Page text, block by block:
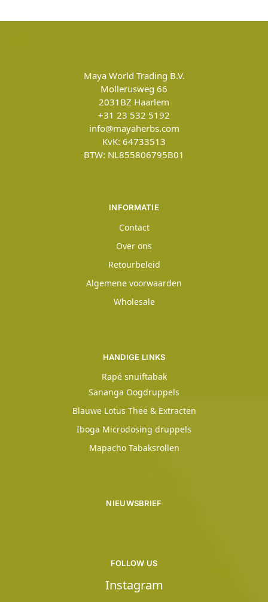
Maya World Trading B.V.
Mollerusweg 66
2031BZ Haarlem
+31 23 532 5192
info@mayaherbs.com
KvK: 64733513
BTW: NL855806795B01
INFORMATIE
Contact
Over ons
Retourbeleid
Algemene voorwaarden
Wholesale
HANDIGE LINKS
Rapé snuiftabak
Sananga Oogdruppels
Blauwe Lotus Thee & Extracten
Iboga Microdosing druppels
Mapacho Tabaksrollen
NIEUWSBRIEF
FOLLOW US
Instagram